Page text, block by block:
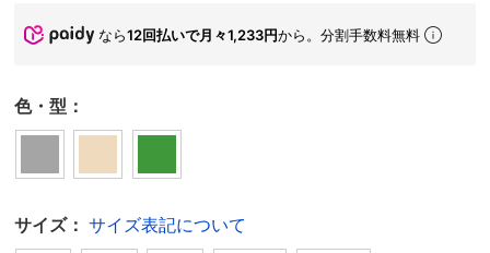
なら12回払いで月々1,233円から。分割手数料無料
色・型：
サイズ： サイズ表記について